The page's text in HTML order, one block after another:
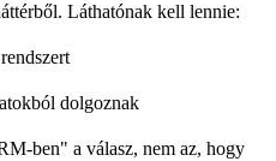
Láthatónak kell lennie:
dolgoznak
ben" a válasz, nem az, hogy